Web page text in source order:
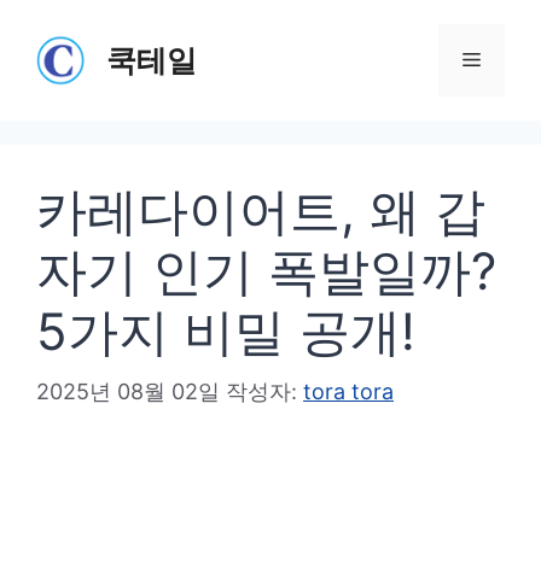
쿡테일 메
카레다이어트, 왜 갑
자기 인기 폭발일까?
5가지 비밀 공개!
2025년 08월 02일 작성자: tora tora